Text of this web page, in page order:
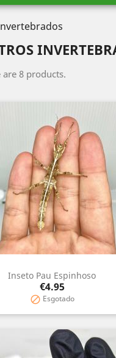
are 8 products.
Inseto Pau Espinhoso
Price
€4.95
 Esgotado
Quick view